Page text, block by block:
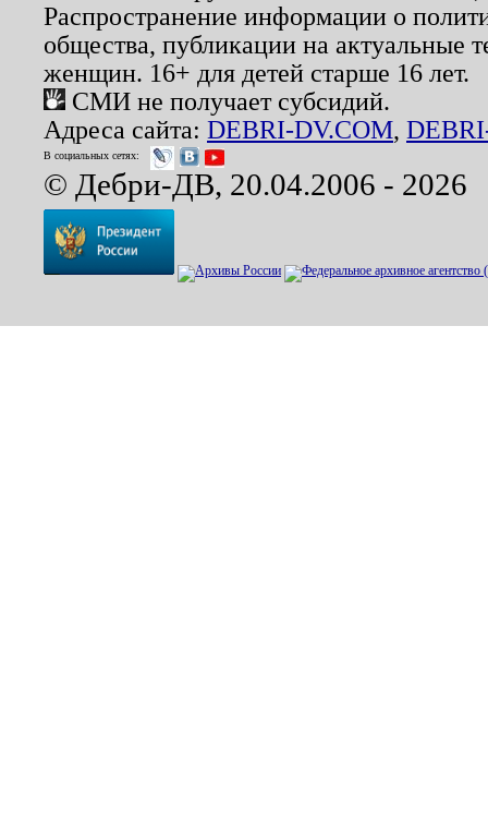
Распространение информации о
общества, публикации на актуальные
женщин. 16+ для детей старше 16 лет.
СМИ не получает субсидий.
Адреса сайта: DEBRI-DV.COM,
В социальных сетях:
© Дебри-ДВ, 20.04.2006 - 2026